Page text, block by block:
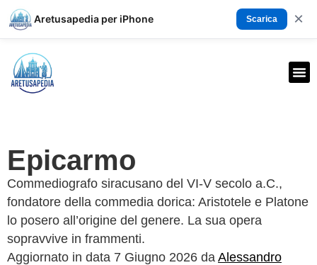
Aretusapedia per iPhone Scarica ×
Epicarmo
Commediografo siracusano del VI-V secolo a.C.,
fondatore della commedia dorica: Aristotele e Platone
lo posero all’origine del genere. La sua opera
sopravvive in frammenti.
Aggiornato in data 7 Giugno 2026 da Alessandro